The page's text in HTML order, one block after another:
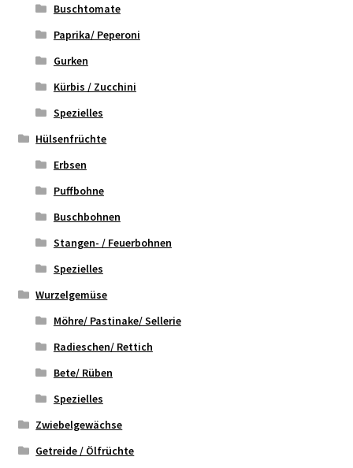
Buschtomate
Paprika/ Peperoni
Gurken
Kürbis / Zucchini
Spezielles
Hülsenfrüchte
Erbsen
Puffbohne
Buschbohnen
Stangen- / Feuerbohnen
Spezielles
Wurzelgemüse
Möhre/ Pastinake/ Sellerie
Radieschen/ Rettich
Bete/ Rüben
Spezielles
Zwiebelgewächse
Getreide / Ölfrüchte